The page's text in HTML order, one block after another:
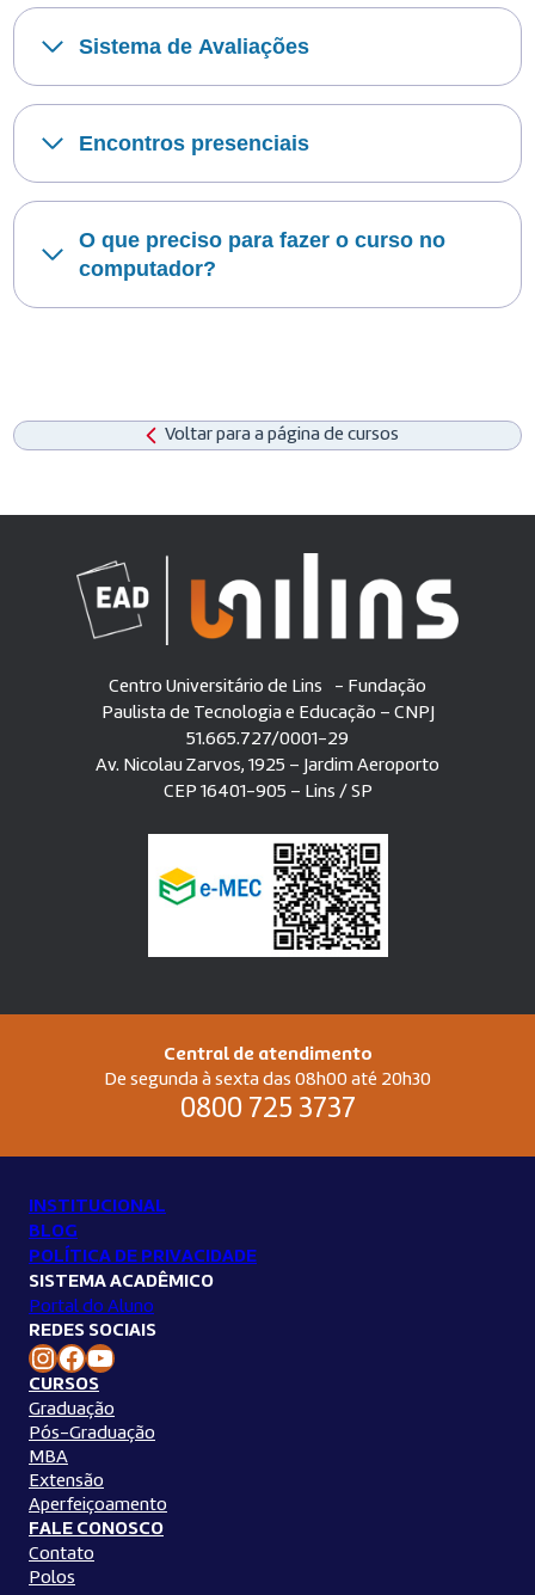
Sistema de Avaliações
Encontros presenciais
O que preciso para fazer o curso no
computador?
Voltar para a página de cursos
Centro Universitário de Lins - Fundação
Paulista de Tecnologia e Educação – CNPJ
51.665.727/0001-29
Av. Nicolau Zarvos, 1925 – Jardim Aeroporto
CEP 16401-905 – Lins / SP
Central de atendimento
De segunda à sexta das 08h00 até 20h30
0800 725 3737
INSTITUCIONAL
BLOG
POLÍTICA DE PRIVACIDADE
SISTEMA ACADÊMICO
Portal do Aluno
REDES SOCIAIS
Instagram Unilins Facebook Unilins Youtube Unilins
CURSOS
Graduação
Pós-Graduação
MBA
Extensão
Aperfeiçoamento
FALE CONOSCO
Contato
Polos